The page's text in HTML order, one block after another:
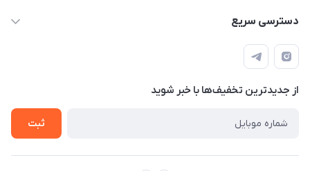
سیمای ورزش
اسکیت فلایینگ ایگل
اسکیت دخترانه
دسترسی سریع
اسکوتر برقی دخترانه
اسکیت روسز
اسکوتر
از جدید‌ترین تخفیف‌ها با‌ خبر شوید
ثبت